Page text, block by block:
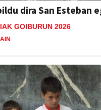
dira San Esteban
GOIBURUN 2026